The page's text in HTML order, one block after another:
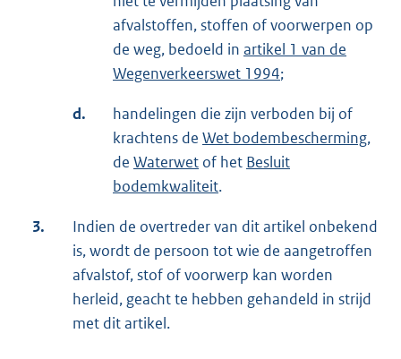
afvalstoffen, stoffen of voorwerpen op
de weg, bedoeld in artikel 1 van de
Wegenverkeerswet 1994;
d.
handelingen die zijn verboden bij of
krachtens de Wet bodembescherming,
de Waterwet of het Besluit
bodemkwaliteit.
3.
Indien de overtreder van dit artikel onbekend
is, wordt de persoon tot wie de aangetroffen
afvalstof, stof of voorwerp kan worden
herleid, geacht te hebben gehandeld in strijd
met dit artikel.